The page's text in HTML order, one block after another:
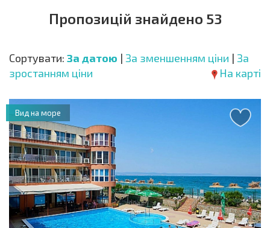
Пропозицій знайдено 53
Сортувати: За датою | За зменшенням ціни | За
зростанням ціни
На карті
Вид на море